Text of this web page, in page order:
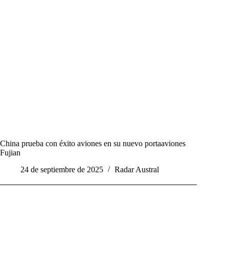
China prueba con éxito aviones en su nuevo portaaviones
Fujian
24 de septiembre de 2025
Radar Austral